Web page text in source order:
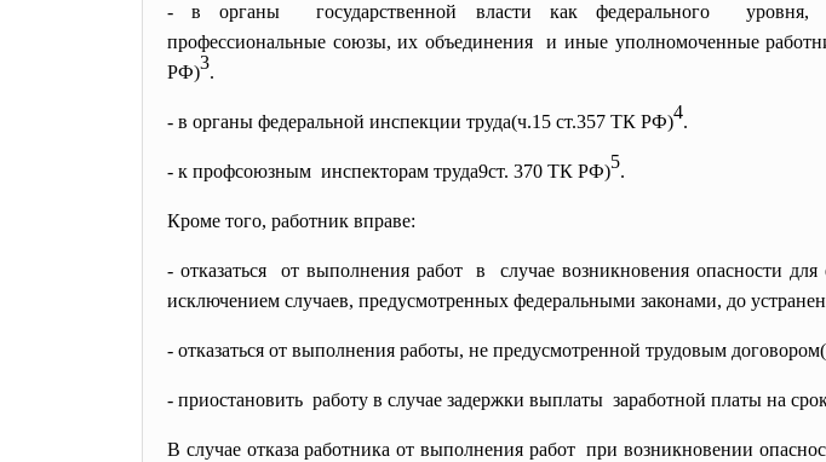
- в органы государственной власти как федерального
профессиональные союзы, их объединения и иные уполномоченные
РФ)3.
- в органы федеральной инспекции труда(ч.15 ст.357 ТК РФ)4.
- к профсоюзным инспекторам труда9ст. 370 ТК РФ)5.
Кроме того, работник вправе:
- отказаться от выполнения работ в случае возникновения опасности
исключением случаев, предусмотренных федеральными законами, до
- отказаться от выполнения работы, не предусмотренной трудовым
- приостановить работу в случае задержки выплаты заработной платы на
В случае отказа работника от выполнения работ при возникновении